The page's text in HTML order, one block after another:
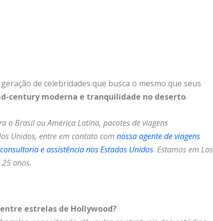
de celebridades que busca o mesmo que seus
century moderna e tranquilidade no deserto.
o Brasil ou América Latina, pacotes de viagens
Unidos, entre em contato comnossa agente de viagens
e assistência nos Estados Unidos. Estamos em Los
anos.
estrelas de Hollywood?